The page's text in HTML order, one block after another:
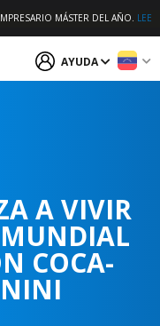
MÁSTER DEL AÑO. LEE
AYUDA
A VIVIR
COCA-